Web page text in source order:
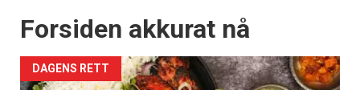
Forsiden akkurat nå
DAGENS RETT